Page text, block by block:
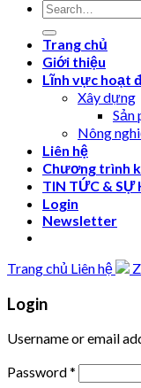
Trang chủ
Giới thiệu
Lĩnh vực hoạt
Xây dựng
Sản
Nông
Liên hệ
Chương trình
TIN TỨC & SỰ
Login
Newsletter
Trang chủ Liên hệ
Login
Username or email
Password*